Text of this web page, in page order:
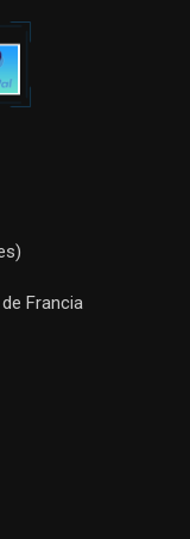
Francia